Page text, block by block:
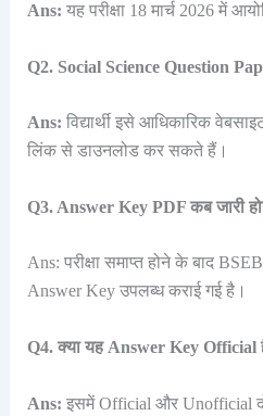
Ans: यह परीक्षा 18 मार्च 2026 में
Q2. Social Science Question
Ans: विद्यार्थी इसे आधिकारिक
लिंक से डाउनलोड कर सकते हैं।
Q3. Answer Key PDF कब जारी
Ans: परीक्षा समाप्त होने के बाद BSEB
Answer Key उपलब्ध कराई गई है।
Q4. क्या यह Answer Key Official
Ans: इसमें Official और Unofficial